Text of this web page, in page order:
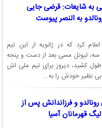
به شایعات: قرضی جایی
به النصر پیوست
کرد که در ژانویه از این تیم
لیونل مسی بعد از دست و پنجه
کشید، دیروز برای تیم ملی اش
نظیر خودش را به...
و فرزاندانش پس از
قهرمانان آسیا